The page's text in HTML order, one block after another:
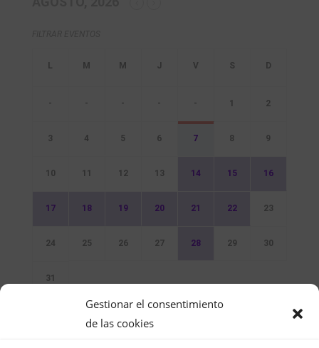
Gestionar el consentimiento
de las cookies
- - - - - 1 2
3 4 5 6 7 8 9
10 11 12 13 14 15 16
17 18 19 20 21 22 23
24 25 26 27 28 29 30
31
Sin Eventos